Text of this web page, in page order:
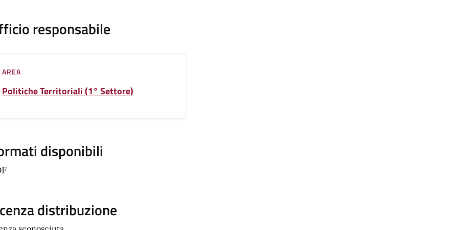
responsabile
AREA
Politiche Territoriali (1° Settore)
disponibili
distribuzione